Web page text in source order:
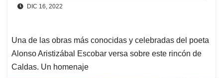
DIC 16, 2022
Una de las obras más conocidas y celebradas del poeta
Alonso Aristizábal Escobar versa sobre este rincón de
Caldas. Un homenaje